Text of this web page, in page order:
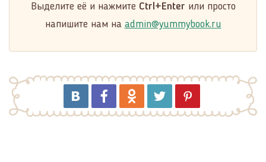
Выделите её и нажмите Ctrl+Enter или просто
напишите нам на admin@yummybook.ru